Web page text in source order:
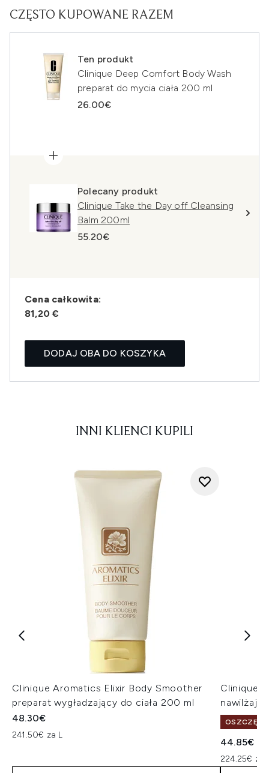
CZĘSTO KUPOWANE RAZEM
Ten produkt
Clinique Deep Comfort Body Wash
preparat do mycia ciała 200 ml
26.00€
Polecany produkt
Clinique Take the Day off Cleansing
Balm 200ml
55.20€
Cena całkowita:
81,20 €
DODAJ OBA DO KOSZYKA
INNI KLIENCI KUPILI
Clinique Aromatics Elixir Body Smoother
preparat wygładzający do ciała 200 ml
48.30€
241.50€ za L
Clinique
OSZCZĘDŹ
44.85€
224.25€ za